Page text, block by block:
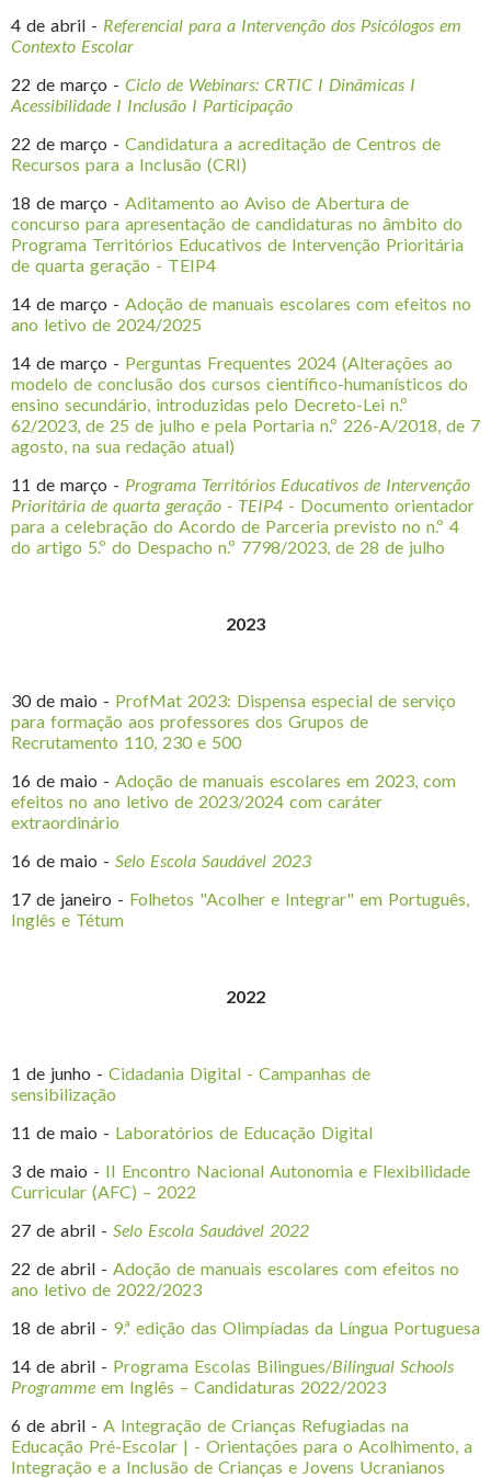
4 de abril - Referencial para a Intervenção dos Psicólogos em
Contexto Escolar
22 de março - Ciclo de Webinars: CRTIC I Dinâmicas I
Acessibilidade I Inclusão I Participação
22 de março - Candidatura a acreditação de Centros de
Recursos para a Inclusão (CRI)
18 de março - Aditamento ao Aviso de Abertura de
concurso para apresentação de candidaturas no âmbito do
Programa Territórios Educativos de Intervenção Prioritária
de quarta geração - TEIP4
14 de março - Adoção de manuais escolares com efeitos no
ano letivo de 2024/2025
14 de março - Perguntas Frequentes 2024 (Alterações ao
modelo de conclusão dos cursos científico-humanísticos do
ensino secundário, introduzidas pelo Decreto-Lei n.º
62/2023, de 25 de julho e pela Portaria n.º 226-A/2018, de 7
agosto, na sua redação atual)
11 de março - Programa Territórios Educativos de Intervenção
Prioritária de quarta geração - TEIP4 - Documento orientador
para a celebração do Acordo de Parceria previsto no n.º 4
do artigo 5.º do Despacho n.º 7798/2023, de 28 de julho
2023
30 de maio - ProfMat 2023: Dispensa especial de serviço
para formação aos professores dos Grupos de
Recrutamento 110, 230 e 500
16 de maio - Adoção de manuais escolares em 2023, com
efeitos no ano letivo de 2023/2024 com caráter
extraordinário
16 de maio - Selo Escola Saudável 2023
17 de janeiro - Folhetos "Acolher e Integrar" em Português,
Inglês e Tétum
2022
1 de junho - Cidadania Digital - Campanhas de
sensibilização
11 de maio - Laboratórios de Educação Digital
3 de maio - II Encontro Nacional Autonomia e Flexibilidade
Curricular (AFC) – 2022
27 de abril - Selo Escola Saudável 2022
22 de abril - Adoção de manuais escolares com efeitos no
ano letivo de 2022/2023
18 de abril - 9.ª edição das Olimpíadas da Língua Portuguesa
14 de abril - Programa Escolas Bilingues/Bilingual Schools
Programme em Inglês – Candidaturas 2022/2023
6 de abril - A Integração de Crianças Refugiadas na
Educação Pré-Escolar | - Orientações para o Acolhimento, a
Integração e a Inclusão de Crianças e Jovens Ucranianos